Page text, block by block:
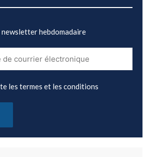
hebdomadaire
les termes et les conditions